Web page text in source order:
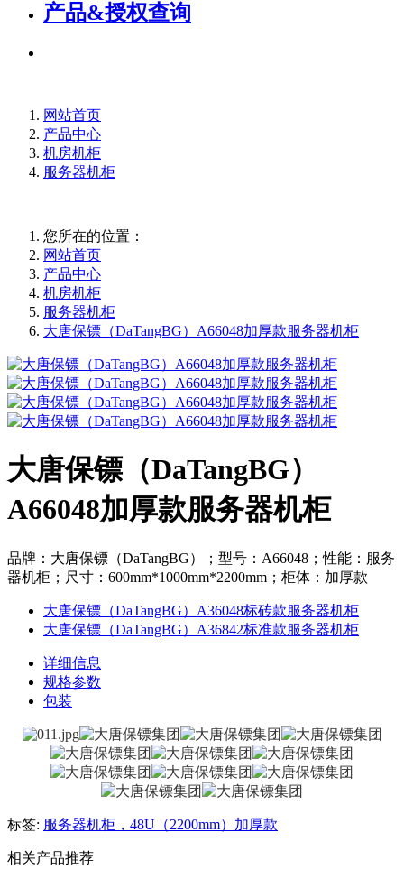
产品&授权查询
网站首页
产品中心
机房机柜
服务器机柜
您所在的位置：
网站首页
产品中心
机房机柜
服务器机柜
大唐保镖（DaTangBG）A66048加厚款服务器机柜
大唐保镖（DaTangBG）
A66048加厚款服务器机柜
品牌：大唐保镖（DaTangBG）；型号：A66048；性能：服务
器机柜；尺寸：600mm*1000mm*2200mm；柜体：加厚款
大唐保镖（DaTangBG）A36048标砖款服务器机柜
大唐保镖（DaTangBG）A36842标准款服务器机柜
详细信息
规格参数
包装
标签: 服务器机柜，48U（2200mm）加厚款
相关产品推荐